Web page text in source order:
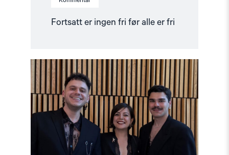
Fortsatt er ingen fri før alle er fri
Read
article
"Ünikuir
tildelt
Kim
Friele-
prisen:
En
pris